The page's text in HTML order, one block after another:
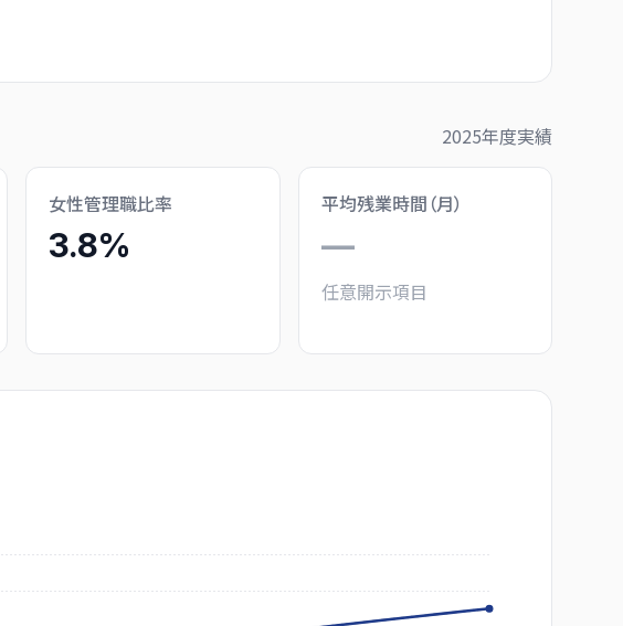
2025年度実績
女性管理職比率
3.8%
平均残業時間（月）
—
任意開示項目